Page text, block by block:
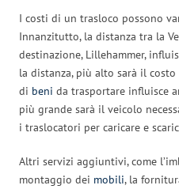
I costi di un trasloco possono
Innanzitutto, la distanza tra la
destinazione, Lillehammer,
la distanza, più alto sarà il
di beni da trasportare influisce
più grande sarà il veicolo
i traslocatori per caricare e
Altri servizi aggiuntivi, come
montaggio dei mobili, la